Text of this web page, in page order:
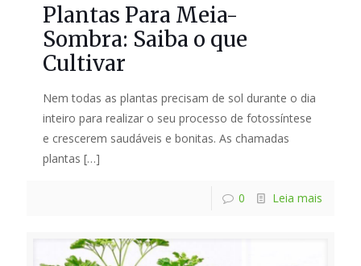
Plantas Para Meia-
Sombra: Saiba o que
Cultivar
Nem todas as plantas precisam de sol durante o dia
inteiro para realizar o seu processo de fotossíntese
e crescerem saudáveis e bonitas. As chamadas
plantas […]
0 Leia mais